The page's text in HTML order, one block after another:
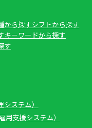
から探すシフトから探す
キーワードから探す
す
ステム）
支援システム）